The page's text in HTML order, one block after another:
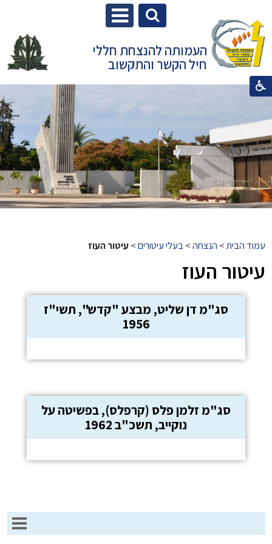
העמותה להנצחת חללי
חיל הקשר והתקשוב
עמוד הבית> הנצחה>בעלי עיטורים>עיטור העוז
עיטור העוז
סג"מ דן שליט, מבצע "קדש", תשי"ז
1956
סג"מ זלמן פלס (קרפלס), בפשיטה על
נוקייב, תשכ"ב 1962